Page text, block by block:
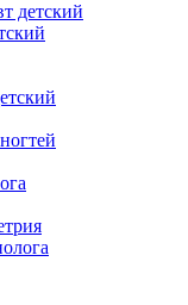
детский